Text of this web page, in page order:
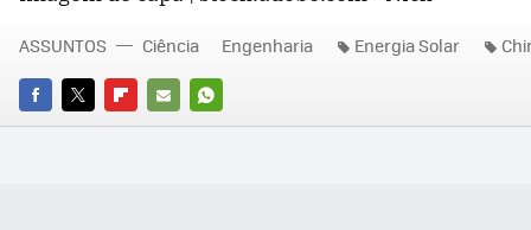
FACEBOOK
TWITTERFLIPBOARD
E-
WHATSAPP
ASSUNTOS Ciência Engenharia Energia Solar